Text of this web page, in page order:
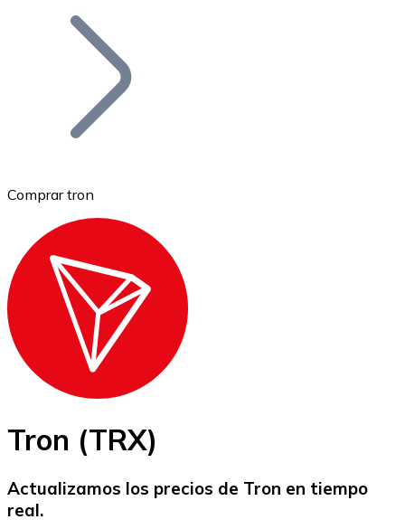
Añade tu proyecto a nuestro ecosistema.
Bitcoin
BTC
Ethereum
Comprar tron
Tron (TRX)
Actualizamos los precios de Tron en tiempo
real.